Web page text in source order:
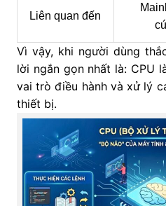
Liên quan đến
Vì vậy, khi người dùng
lời ngắn gọn nhất là: CPU
vai trò điều hành và xử lý
thiết bị.